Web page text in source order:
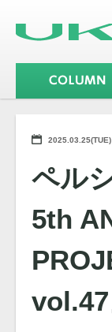
ペル
5th